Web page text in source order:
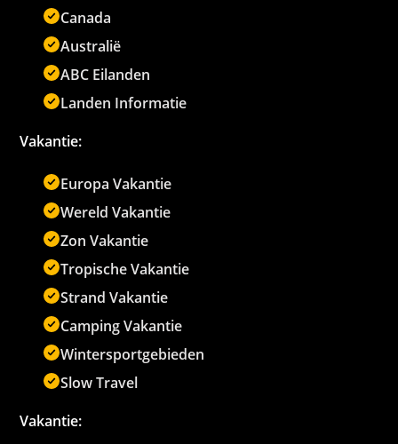
Canada
Australië
ABC Eilanden
Landen Informatie
Vakantie:
Europa Vakantie
Wereld Vakantie
Zon Vakantie
Tropische Vakantie
Strand Vakantie
Camping Vakantie
Wintersportgebieden
Slow Travel
Vakantie: